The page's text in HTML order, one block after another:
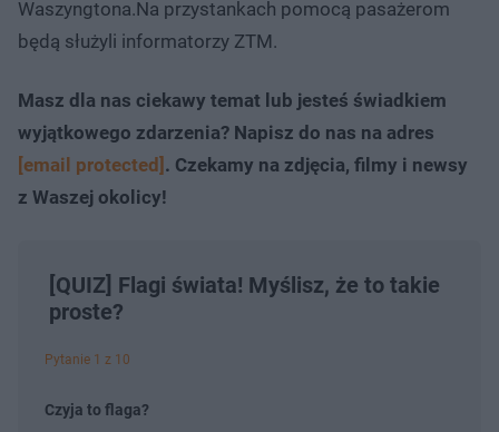
Waszyngtona.Na przystankach pomocą pasażerom
będą służyli informatorzy ZTM.
Masz dla nas ciekawy temat lub jesteś świadkiem
wyjątkowego zdarzenia? Napisz do nas na adres
[email protected] . Czekamy na zdjęcia, filmy i newsy
z Waszej okolicy!
[QUIZ] Flagi świata! Myślisz, że to takie
proste?
Pytanie 1 z 10
Czyja to flaga?